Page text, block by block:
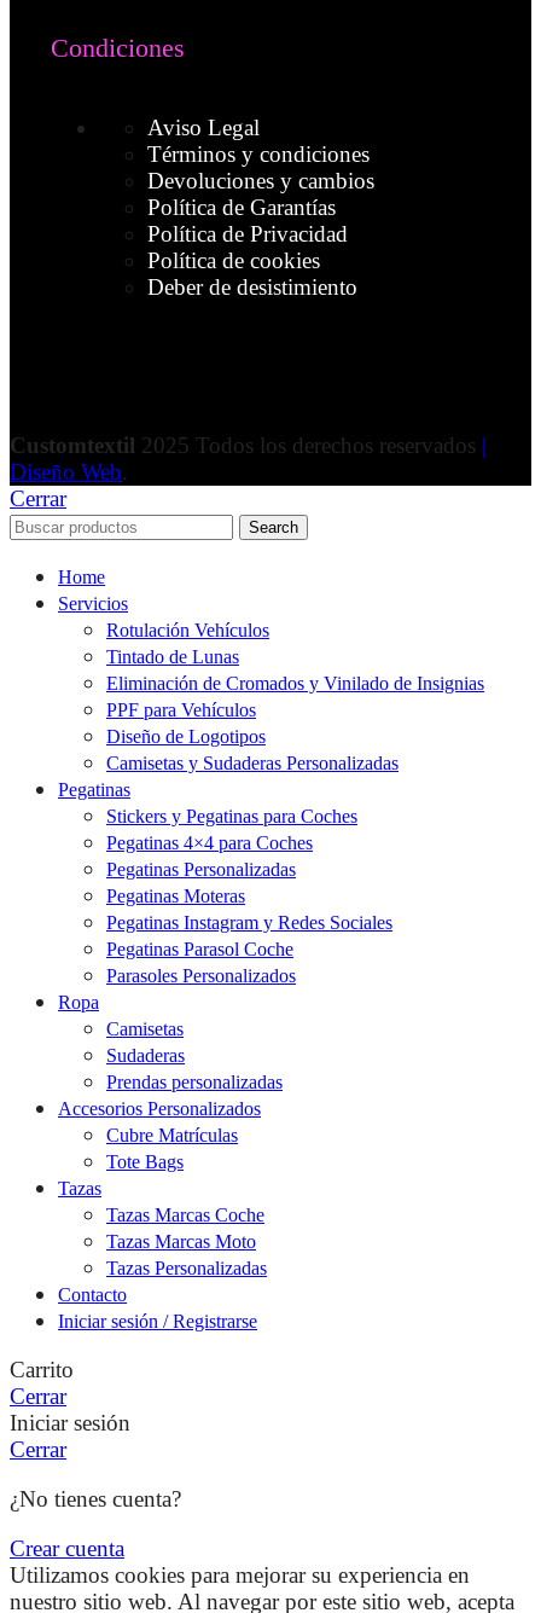
Condiciones
Aviso Legal
Términos y condiciones
Devoluciones y cambios
Política de Garantías
Política de Privacidad
Política de cookies
Deber de desistimiento
Customtextil 2025 Todos los derechos reservados |
Diseño Web.
Cerrar
Search
Home
Servicios
Rotulación Vehículos
Tintado de Lunas
Eliminación de Cromados y Vinilado de Insignias
PPF para Vehículos
Diseño de Logotipos
Camisetas y Sudaderas Personalizadas
Pegatinas
Stickers y Pegatinas para Coches
Pegatinas 4×4 para Coches
Pegatinas Personalizadas
Pegatinas Moteras
Pegatinas Instagram y Redes Sociales
Pegatinas Parasol Coche
Parasoles Personalizados
Ropa
Camisetas
Sudaderas
Prendas personalizadas
Accesorios Personalizados
Cubre Matrículas
Tote Bags
Tazas
Tazas Marcas Coche
Tazas Marcas Moto
Tazas Personalizadas
Contacto
Iniciar sesión / Registrarse
Carrito
Cerrar
Iniciar sesión
Cerrar
¿No tienes cuenta?
Crear cuenta
Utilizamos cookies para mejorar su experiencia en
nuestro sitio web. Al navegar por este sitio web, acepta